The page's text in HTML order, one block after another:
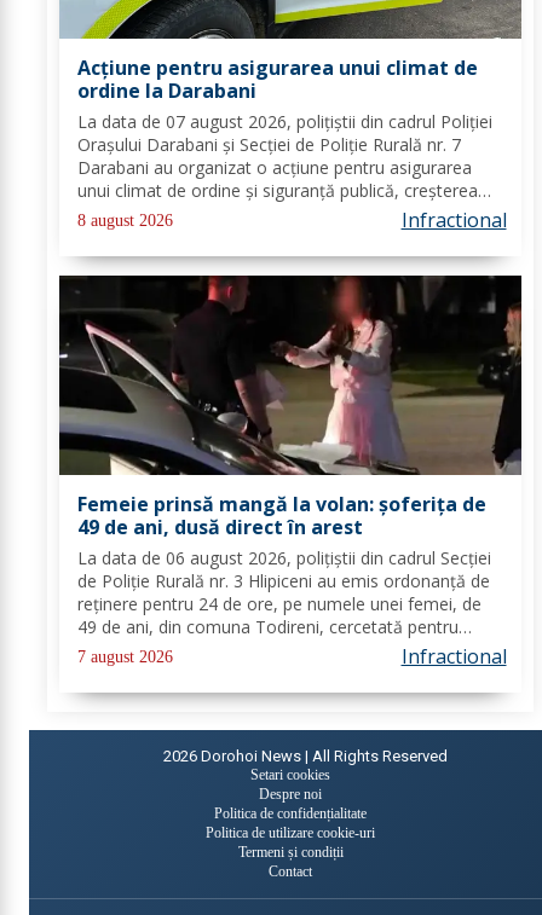
Acțiune pentru asigurarea unui climat de
ordine la Darabani
La data de 07 august 2026, polițiștii din cadrul Poliției
Orașului Darabani și Secției de Poliție Rurală nr. 7
Darabani au organizat o acțiune pentru asigurarea
unui climat de ordine și siguranță publică, creșterea
gradului de siguranță rutieră și combaterea faptelor
antisociale, în localitatea...
8 august 2026 Infractional
Femeie prinsă mangă la volan: șoferița de
49 de ani, dusă direct în arest
La data de 06 august 2026, polițiștii din cadrul Secției
de Poliție Rurală nr. 3 Hlipiceni au emis ordonanță de
reținere pentru 24 de ore, pe numele unei femei, de
49 de ani, din comuna Todireni, cercetată pentru
comiterea infracțiunii de conducerea unui vehicul sub
influența alcoolului. În urma...
7 august 2026 Infractional
2026 Dorohoi News | All Rights Reserved
Setari cookies
Despre noi
Politica de confidențialitate
Politica de utilizare cookie-uri
Termeni și condiții
Contact